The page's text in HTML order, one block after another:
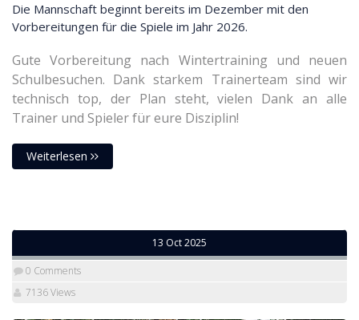
Die Mannschaft beginnt bereits im Dezember mit den
Vorbereitungen für die Spiele im Jahr 2026.
Gute Vorbereitung nach Wintertraining und neuen
Schulbesuchen. Dank starkem Trainerteam sind wir
technisch top, der Plan steht, vielen Dank an alle
Trainer und Spieler für eure Disziplin!
Weiterlesen
13 Oct 2025
0 Comments
7136 Views